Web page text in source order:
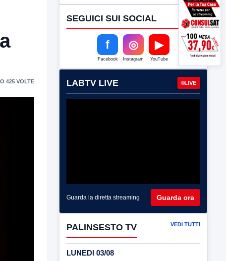
425 VOLTE
SEGUICI SUI SOCIAL
f
Facebook
◎
Instagram
▶
YouTube
LABTV LIVE LIVE
Guarda la diretta streaming Guarda ora
PALINSESTO TV VEDI TUTTI
LUNEDI 03/08